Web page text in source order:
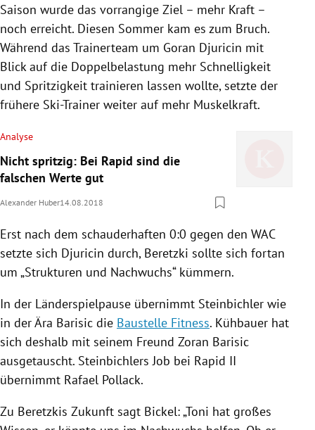
Saison wurde das vorrangige Ziel – mehr Kraft –
noch erreicht. Diesen Sommer kam es zum Bruch.
Während das Trainerteam um Goran Djuricin mit
Blick auf die Doppelbelastung mehr Schnelligkeit
und Spritzigkeit trainieren lassen wollte, setzte der
frühere Ski-Trainer weiter auf mehr Muskelkraft.
Analyse
Nicht spritzig: Bei Rapid sind die
falschen Werte gut
Alexander Huber14.08.2018
Erst nach dem schauderhaften 0:0 gegen den WAC
setzte sich Djuricin durch, Beretzki sollte sich fortan
um „Strukturen und Nachwuchs“ kümmern.
In der Länderspielpause übernimmt Steinbichler wie
in der Ära Barisic die Baustelle Fitness. Kühbauer hat
sich deshalb mit seinem Freund Zoran Barisic
ausgetauscht. Steinbichlers Job bei Rapid II
übernimmt Rafael Pollack.
Zu Beretzkis Zukunft sagt Bickel: „Toni hat großes